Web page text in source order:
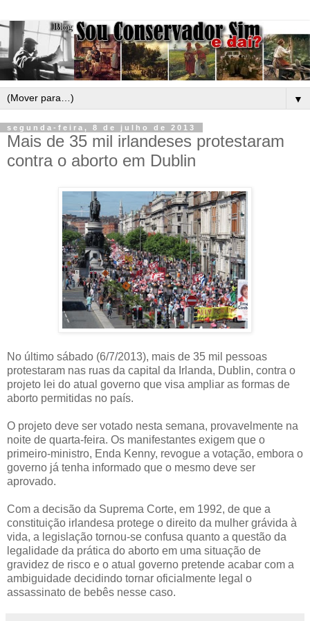
▼
segunda-feira, 8 de julho de 2013
Mais de 35 mil irlandeses protestaram
contra o aborto em Dublin
No último sábado (6/7/2013), mais de 35 mil pessoas
protestaram nas ruas da capital da Irlanda, Dublin, contra o
projeto lei do atual governo que visa ampliar as formas de
aborto permitidas no país.
O projeto deve ser votado nesta semana, provavelmente na
noite de quarta-feira. Os manifestantes exigem que o
primeiro-ministro, Enda Kenny, revogue a votação, embora o
governo já tenha informado que o mesmo deve ser
aprovado.
Com a decisão da Suprema Corte, em 1992, de que a
constituição irlandesa protege o direito da mulher grávida à
vida, a legislação tornou-se confusa quanto a questão da
legalidade da prática do aborto em uma situação de
gravidez de risco e o atual governo pretende acabar com a
ambiguidade decidindo tornar oficialmente legal o
assassinato de bebês nesse caso.